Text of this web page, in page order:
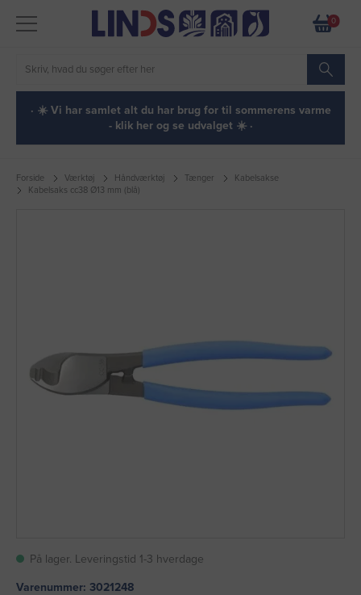
0
· ☀️ Vi har samlet alt du har brug for til sommerens varme
- klik her og se udvalget ☀️ ·
Forside Værktøj Håndværktøj Tænger
Kabelsakse
Kabelsaks cc38 Ø13 mm (blå)
På lager. Leveringstid 1-3 hverdage
Varenummer: 3021248